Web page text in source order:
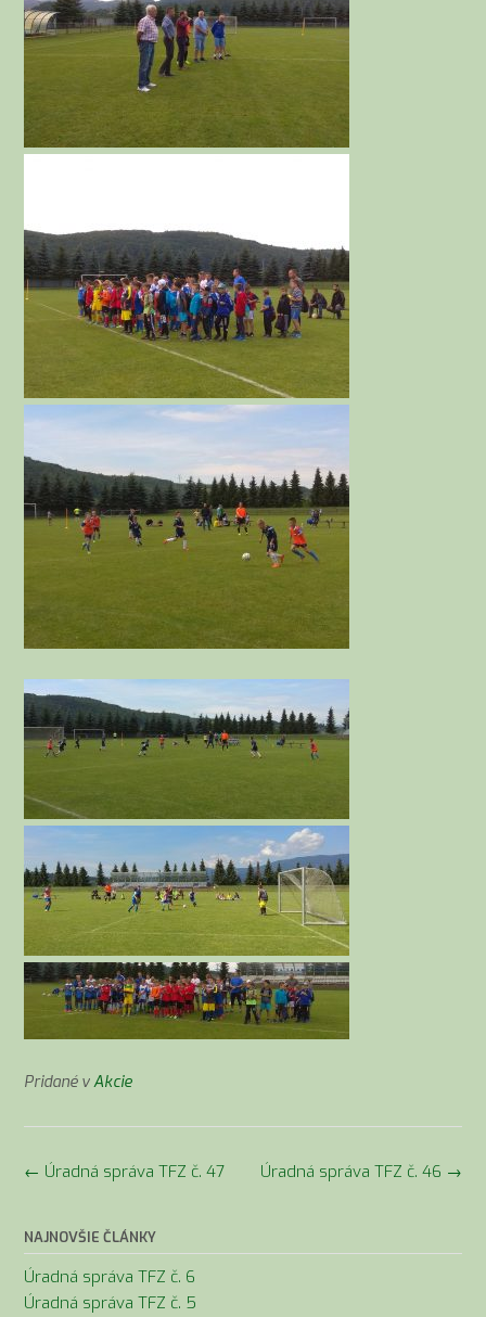
Pridané vAkcie
Navigácia
Úradná správa TFZ č. 46 →
← Úradná správa TFZ č. 47
NAJNOVŠIE ČLÁNKY
Úradná správa TFZ č. 6
Úradná správa TFZ č. 5